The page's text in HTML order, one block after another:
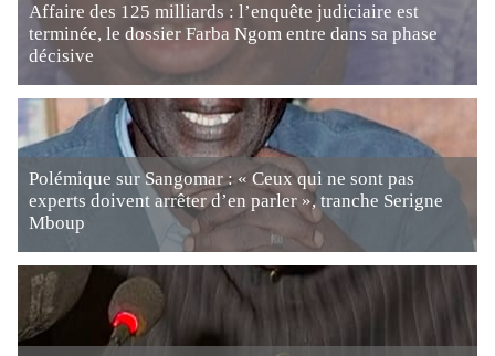
Affaire des 125 milliards : l’enquête judiciaire est
terminée, le dossier Farba Ngom entre dans sa phase
décisive
Polémique sur Sangomar : « Ceux qui ne sont pas
experts doivent arrêter d’en parler », tranche Serigne
Mboup